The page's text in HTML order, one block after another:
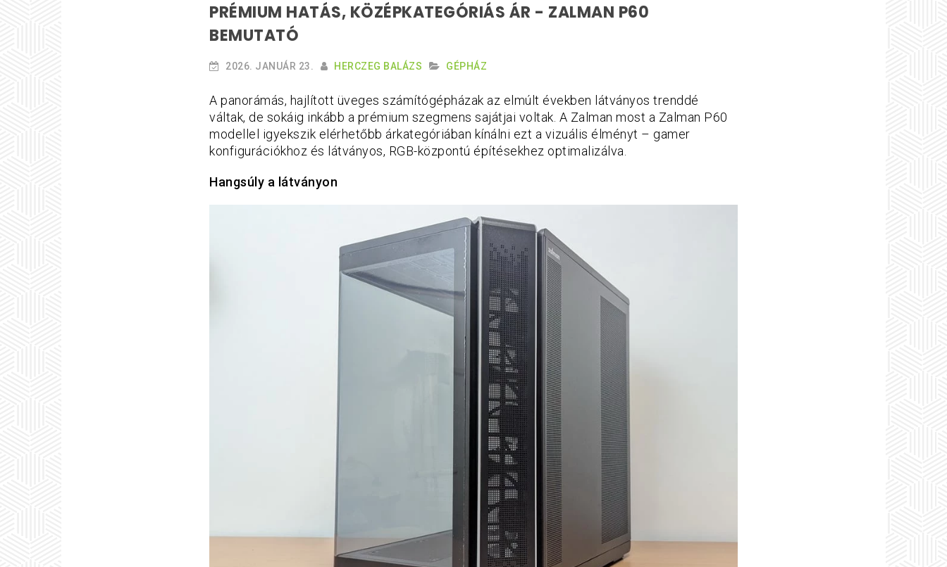
PRÉMIUM HATÁS, KÖZÉPKATEGÓRIÁS ÁR - ZALMAN P60
BEMUTATÓ
2026. JANUÁR 23. HERCZEG BALÁZS GÉPHÁZ
A panorámás, hajlított üveges számítógépházak az elmúlt években látványos trenddé
váltak, de sokáig inkább a prémium szegmens sajátjai voltak. A Zalman most a Zalman P60
modellel igyekszik elérhetőbb árkategóriában kínálni ezt a vizuális élményt – gamer
konfigurációkhoz és látványos, RGB-központú építésekhez optimalizálva.
Hangsúly a látványon